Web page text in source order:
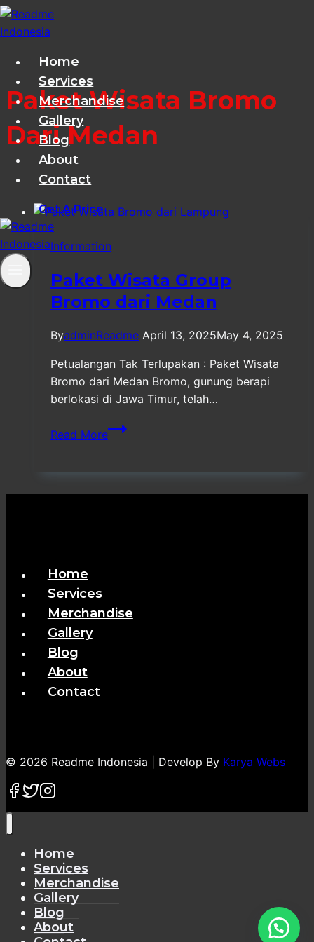
Skip
to
Home
Services
Merchandise
Gallery
Blog
About
Contact
Get A Price
Paket Wisata Bromo
Dari Medan
Information
Paket Wisata Group
Bromo dari Medan
ByadminReadme April 13, 2025May 4, 2025
Petualangan Tak Terlupakan : Paket Wisata
Bromo dari Medan Bromo, gunung berapi
berlokasi di Jawa Timur, telah…
Read More
Paket
Wisata
dari
Home
Services
Merchandise
Gallery
Blog
About
Contact
© 2026 Readme Indonesia | Develop By Karya Webs
Home
Services
Merchandise
Gallery
Blog
About